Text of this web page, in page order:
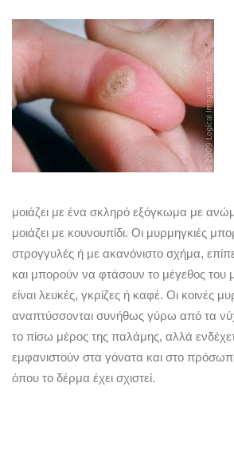
μοιάζει με ένα σκληρό εξόγκωμα με
μοιάζει με κουνουπίδι. Οι μυρμηγκιές
στρογγυλές ή με ακανόνιστο σχήμα,
και μπορούν να φτάσουν το μέγεθος του
είναι λευκές, γκρίζες ή καφέ. Οι κοινές
αναπτύσσονται συνήθως γύρω από τα
το πίσω μέρος της παλάμης, αλλά
εμφανιστούν στα γόνατα και στο
όπου το δέρμα έχει σχιστεί.